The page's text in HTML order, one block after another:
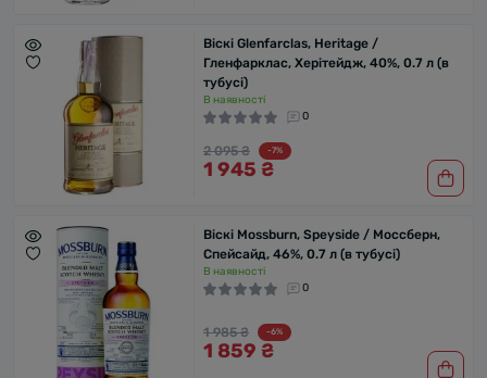
Віскі Glenfarclas, Heritage /
Гленфарклас, Херітейдж, 40%, 0.7 л (в
тубусі)
В наявності
0
2 095 ₴ -7%
1 945 ₴
Віскі Mossburn, Speyside / Моссберн,
Спейсайд, 46%, 0.7 л (в тубусі)
В наявності
0
1 985 ₴ -6%
1 859 ₴